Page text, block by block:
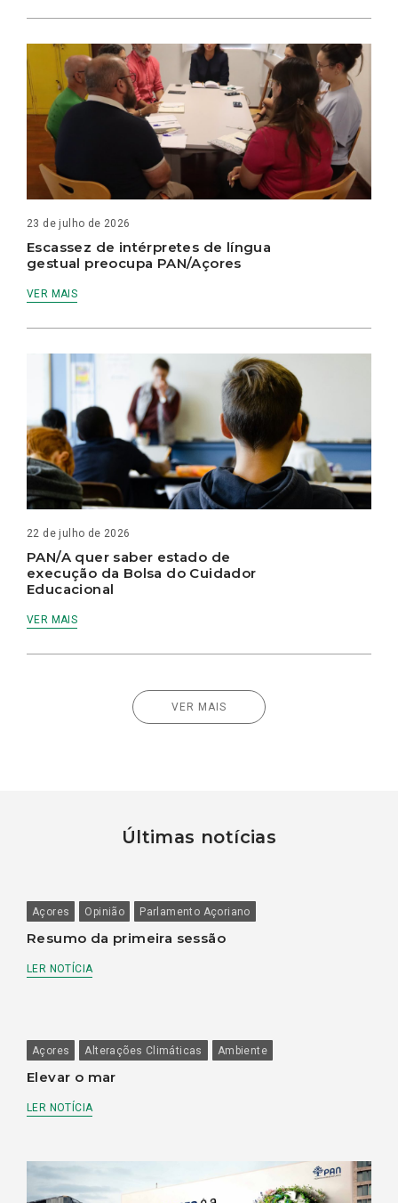
23 de julho de 2026
Escassez de intérpretes de língua
gestual preocupa PAN/Açores
VER MAIS
22 de julho de 2026
PAN/A quer saber estado de
execução da Bolsa do Cuidador
Educacional
VER MAIS
VER MAIS
Últimas notícias
Açores Opinião Parlamento Açoriano
Resumo da primeira sessão
LER NOTÍCIA
Açores Alterações Climáticas Ambiente
Elevar o mar
LER NOTÍCIA